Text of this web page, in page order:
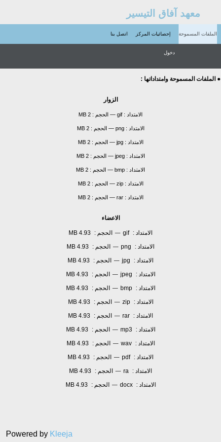
Powered by Kleeja
معهد آفاق التيسير
الملفات المسموحة إحصائيات المركز اتصل بنا
دخول
● الملفات المسموحة وامتداداتها :
الزوار
الامتداد : gif
— الحجم : 2 MB
الامتداد :png
— الحجم :2 MB
الامتداد :jpg
— الحجم :2 MB
الامتداد :jpeg
— الحجم :2 MB
الامتداد : bmp
— الحجم : 2 MB
الامتداد :zip
— الحجم :2 MB
الامتداد :rar
— الحجم :2 MB
الاعضاء
الامتداد : gif
— الحجم :
4.93 MB
الامتداد :
png
— الحجم :
4.93 MB
الامتداد :
jpg
— الحجم :
4.93 MB
الامتداد :
jpeg
— الحجم :
4.93 MB
الامتداد :
bmp
— الحجم :
4.93 MB
الامتداد :
zip
— الحجم :
4.93 MB
الامتداد : rar
— الحجم :
4.93 MB
الامتداد :
mp3
— الحجم :
4.93 MB
الامتداد :
wav
— الحجم :
4.93 MB
الامتداد : pdf
— الحجم :
4.93 MB
الامتداد : ra
— الحجم :
4.93 MB
الامتداد :
docx
— الحجم : 4.93 MB